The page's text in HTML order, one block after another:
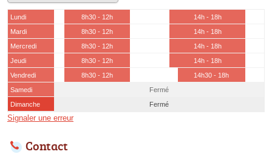
Lundi 8h30 - 12h
14h - 18h
Mardi
8h30 - 12h
14h - 18h
Mercredi
8h30 - 12h
14h - 18h
Jeudi
8h30 - 12h
14h - 18h
Vendredi
8h30 - 12h
14h30 - 18h
Samedi
Fermé
Dimanche
Fermé
Signaler une erreur
Contact